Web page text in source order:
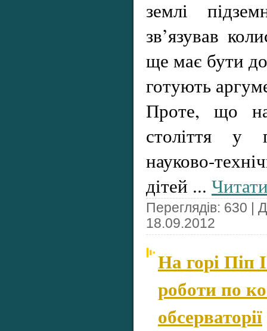
землі
зв’язував
ще має бути
готують
Проте, що
століття у
науково-
дітей ...
Переглядів: 630 |
18.09.2012
На горі Піп
роботи по
обсерваторії